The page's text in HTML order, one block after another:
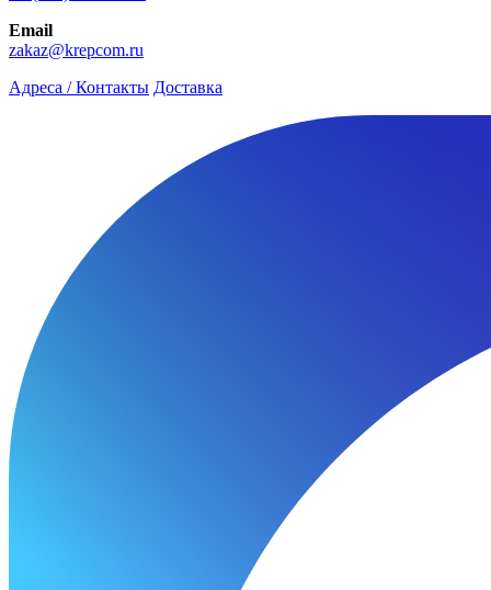
Email
zakaz@krepcom.ru
Адреса / Контакты Доставка